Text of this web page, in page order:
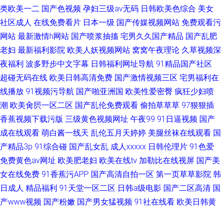
类欧美一二 国产色视频 孕妇三级av无码 日韩欧美色综合 美女
社区成人 在线免费看片 日本一级 国产传媒视频网站 免费观看污
网站 最新激情h网站 国产喷浆抽搐 宅男久久国产精品 国产乱肥
老妇 最新福利影院 欧美人妖视频网站 窝窝午夜理论 久草视频深
夜福利 波多野步中文字幕 日韩福利网址导航 91精品国产社区
超碰无码在线 欧美日韩高清免费 国产激情视频三区 宅男福利在
线播放 91视频污导航 国产啪亚洲国 欧美性爱密臀 疯狂少妇喷
潮 欧美肏屄一区二区 国产乱伦免费观看 偷拍草草草 97狠狠插
香蕉视频下载污版 三级黄色视频网址 午夜99 91日逼视频 国产
成在线观看 萌白酱一线天 乱伦五月天婷婷 美腿丝袜在线观看 国
产精品3p 91综合碰 国产乱女乱 成人xxxxx 日韩伦理片 91色爱
免费黄色av网址 欧美肥老妇 欧美在线tv 加勒比在线视屏 国产美
女在线免费 91香蕉污APP 国产高清自拍一区 第一页草草影院 韩
日成人 精品福利 91天堂一区二区 日韩a级电影 国产二区高清 国
产www视频 国产粉嫩 国产男女猛视频 91社在线看 欧美日韩黄